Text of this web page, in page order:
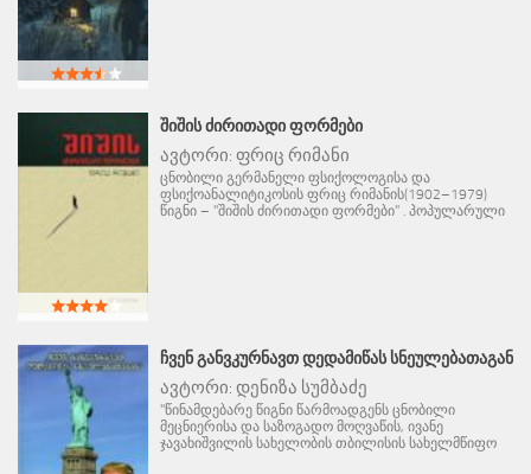
ᲨᲘᲨᲘᲡ ᲫᲘᲠᲘᲗᲐᲓᲘ ᲤᲝᲠᲛᲔᲑᲘ
ავტორი: ფრიც რიმანი
ცნობილი გერმანელი ფსიქოლოგისა და
ფსიქოანალიტიკოსის ფრიც რიმანის(1902–1979)
წიგნი – "შიშის ძირითადი ფორმები" . პოპულარული
ᲩᲕᲔᲜ ᲒᲐᲜᲕᲙᲣᲠᲜᲐᲕᲗ ᲓᲔᲓᲐᲛᲘᲬᲐᲡ ᲡᲜᲔᲣᲚᲔᲑᲐᲗᲐᲒᲐᲜ
ავტორი: დენიზა სუმბაძე
"წინამდებარე წიგნი წარმოადგენს ცნობილი
მეცნიერისა და საზოგადო მოღვაწის, ივანე
ჯავახიშვილის სახელობის თბილისის სახელმწიფო